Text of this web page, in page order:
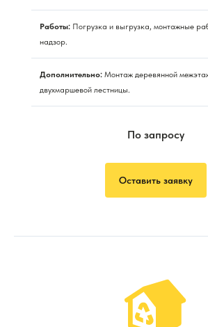
Работы: Погрузка и выгрузка, монтажные
надзор.
Дополнительно: Монтаж деревянной
двухмаршевой лестницы.
По запросу
Оставить заявку